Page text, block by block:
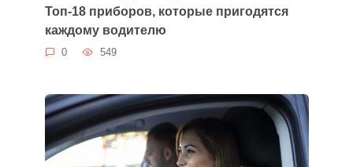
Топ-18 приборов, которые пригодятся
каждому водителю
0 549